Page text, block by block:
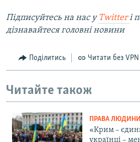
Підписуйтесь на наc у Twitterі
дізнавайтеся головні новини
Поділитись Читати без VPN
Читайте також
ПРАВА ЛЮДИНИ
«Крим –
українці –